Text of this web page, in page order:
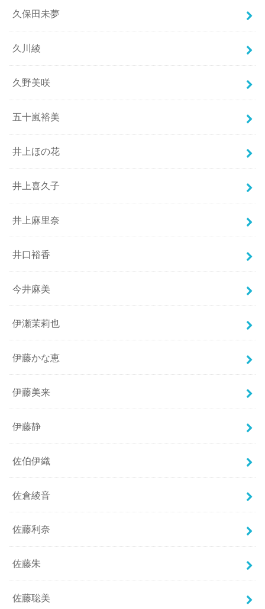
久保田未夢
久川綾
久野美咲
五十嵐裕美
井上ほの花
井上喜久子
井上麻里奈
井口裕香
今井麻美
伊瀬茉莉也
伊藤かな恵
伊藤美来
伊藤静
佐伯伊織
佐倉綾音
佐藤利奈
佐藤朱
佐藤聡美